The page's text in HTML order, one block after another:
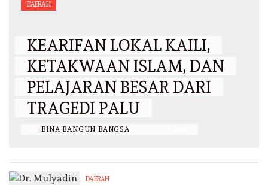
DAERAH
KEARIFAN LOKAL KAILI,
KETAKWAAN ISLAM, DAN
PELAJARAN BESAR DARI
TRAGEDI PALU
BINA BANGUN BANGSA
DAERAH